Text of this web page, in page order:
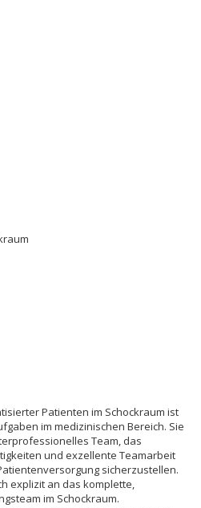
Patienten im Schockraum ist
im medizinischen Bereich. Sie
Team, das
und exzellente Teamarbeit
sicherzustellen.
explizit an das komplette,
im Schockraum.